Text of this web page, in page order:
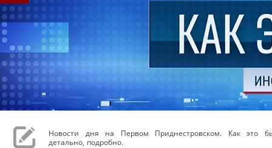
Новости дня на Первом Приднестровском. Как это
детально, подробно.